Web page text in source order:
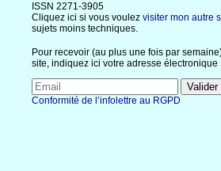
ISSN 2271-3905
Cliquez ici si vous voulez visiter mon autre
sujets moins techniques.
Pour recevoir (au plus une fois par
site, indiquez ici votre adresse électronique
Conformité de l’infolettre au RGPD